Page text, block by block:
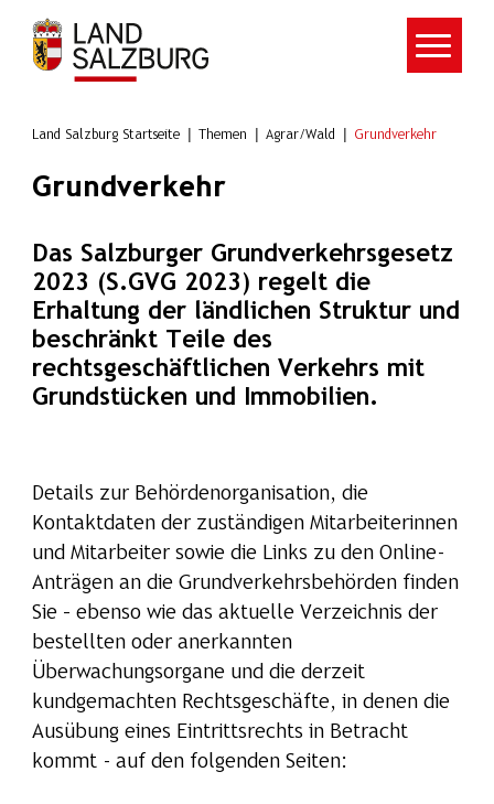
Zum Hauptinhalt springen
Land Salzburg Startseite Themen Agrar/Wald Grundverkehr
Grundverkehr
Das Salzburger Grundverkehrsgesetz
2023 (S.GVG 2023) regelt die
Erhaltung der ländlichen Struktur und
beschränkt Teile des
rechtsgeschäftlichen Verkehrs mit
Grundstücken und Immobilien.
Details zur Behördenorganisation, die
Kontaktdaten der zuständigen Mitarbeiterinnen
und Mitarbeiter sowie die Links zu den Online-
Anträgen an die Grundverkehrsbehörden finden
Sie – ebenso wie das aktuelle Verzeichnis der
bestellten oder anerkannten
Überwachungsorgane und die derzeit
kundgemachten Rechtsgeschäfte, in denen die
Ausübung eines Eintrittsrechts in Betracht
kommt - auf den folgenden Seiten: